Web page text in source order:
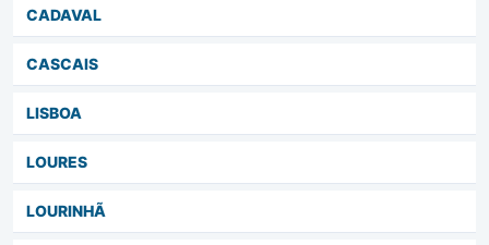
CADAVAL
CASCAIS
LISBOA
LOURES
LOURINHÃ